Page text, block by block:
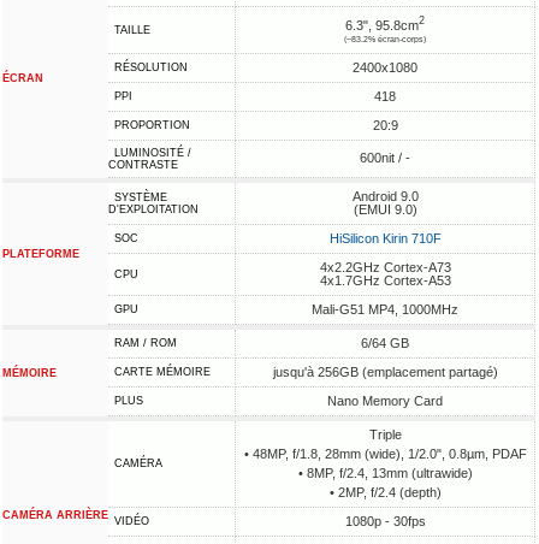
ÉCRAN
TAILLE 6.3", 95.8cm2
(~83.2% écran-corps)
RÉSOLUTION 2400x1080
PPI 418
PROPORTION 20:9
LUMINOSITÉ /
CONTRASTE
600nit / -
PLATEFORME
SYSTÈME
D'EXPLOITATION
Android 9.0
(EMUI 9.0)
SOC HiSilicon Kirin 710F
CPU
4x2.2GHz Cortex-A73
4x1.7GHz Cortex-A53
GPU Mali-G51 MP4, 1000MHz
MÉMOIRE
RAM / ROM 6/64 GB
CARTE MÉMOIRE jusqu'à 256GB (emplacement partagé)
PLUS Nano Memory Card
CAMÉRA ARRIÈRE
CAMÉRA
Triple
• 48MP, f/1.8, 28mm (wide), 1/2.0", 0.8µm, PDAF
• 8MP, f/2.4, 13mm (ultrawide)
• 2MP, f/2.4 (depth)
VIDÉO 1080p - 30fps